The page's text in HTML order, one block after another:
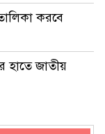
করবে
হাতে জাতীয়